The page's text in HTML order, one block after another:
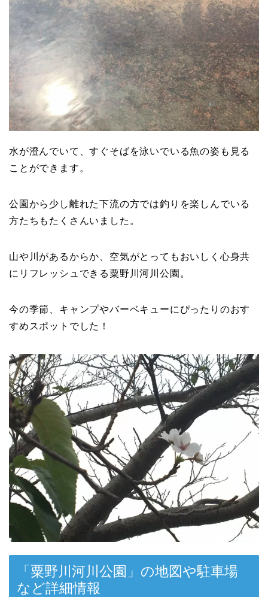
水が澄んでいて、すぐそばを泳いでいる魚の姿も見る
ことができます。
公園から少し離れた下流の方では釣りを楽しんでいる
方たちもたくさんいました。
山や川があるからか、空気がとってもおいしく心身共
にリフレッシュできる粟野川河川公園。
今の季節、キャンプやバーベキューにぴったりのおす
すめスポットでした！
「粟野川河川公園」の地図や駐車場
など詳細情報